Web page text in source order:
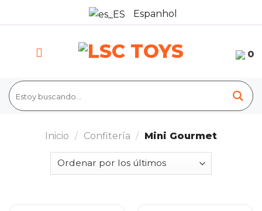
to
Espanhol
0
Inicio / Confitería / Mini Gourmet